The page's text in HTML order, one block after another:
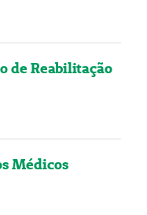
de Reabilitação
Médicos